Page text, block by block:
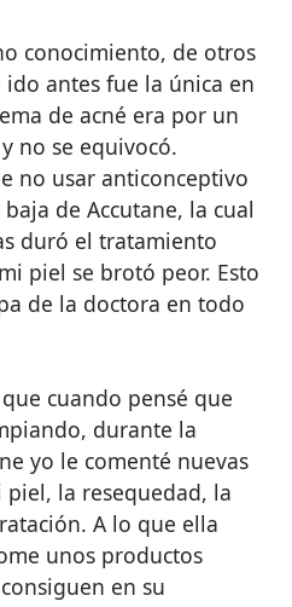
conocimiento, de otros
antes fue la única en
de acné era por un
no se equivocó.
no usar anticonceptivo
de Accutane, la cual
duró el tratamiento
piel se brotó peor. Esto
de la doctora en todo
cuando pensé que
durante la
yo le comenté nuevas
la resequedad, la
A lo que ella
unos productos
en su